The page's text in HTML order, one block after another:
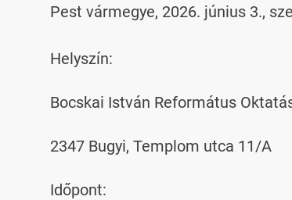
Pest vármegye, 2026. június 3.,
Helyszín:
Bocskai István Református
2347 Bugyi, Templom utca 11/A
Időpont: